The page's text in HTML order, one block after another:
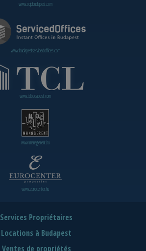
www.cdpbudapest.com
www.budapestservicedoffices.com
www.tclbudapest.com
www.managerent.hu
www.eurocenter.hu
Services Propriétaires
Locations à Budapest
Ventes de propriétés